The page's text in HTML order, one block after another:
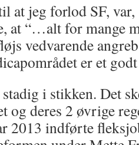
at jeg forlod SF,
at “…alt for mange
vedvarende
er et
i stikken. Det
og deres 2 øvrige
2013 indførte